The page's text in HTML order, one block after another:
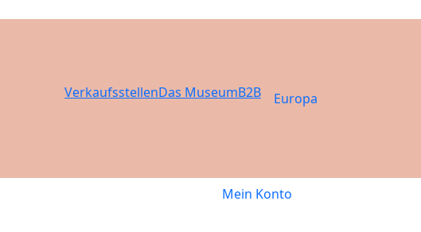
VerkaufsstellenDas MuseumB2B Europa
Mein Konto